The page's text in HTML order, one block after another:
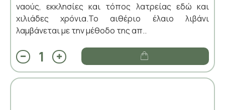
ναούς, εκκλησίες και τόπος λατρείας εδώ και
χιλιάδες χρόνια.Το αιθέριο έλαιο λιβάνι
λαμβάνεται με την μέθοδο της απ..